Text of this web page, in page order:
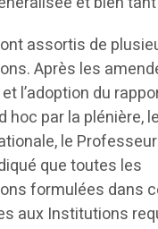
assortis de
Après les
l’adoption du
hoc par la plénière,
le
que toutes les
formulées dans
aux Institutions